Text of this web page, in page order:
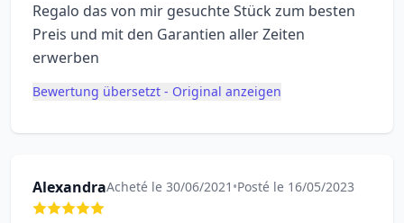
Regalo das von mir gesuchte Stück zum besten
Preis und mit den Garantien aller Zeiten
erwerben
Bewertung übersetzt - Original anzeigen
AlexandraAcheté le 30/06/2021 •Posté le 16/05/2023